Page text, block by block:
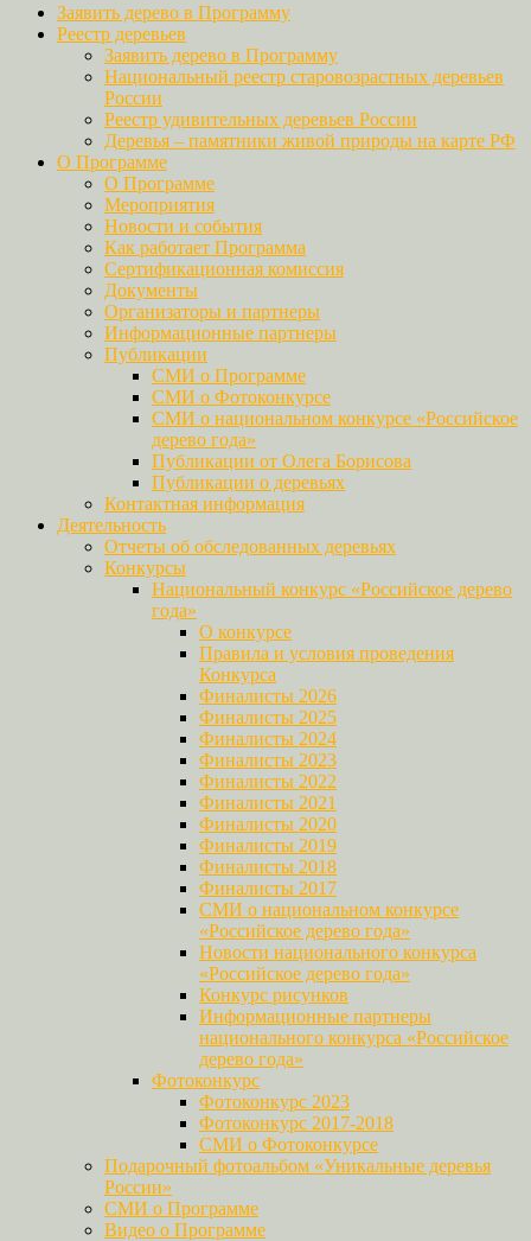
Заявить дерево в Программу
Реестр деревьев
Заявить дерево в Программу
Национальный реестр старовозрастных деревьев
России
Реестр удивительных деревьев России
Деревья – памятники живой природы на карте РФ
О Программе
О Программе
Мероприятия
Новости и события
Как работает Программа
Сертификационная комиссия
Документы
Организаторы и партнеры
Информационные партнеры
Публикации
СМИ о Программе
СМИ о Фотоконкурсе
СМИ о национальном конкурсе «Российское
дерево года»
Публикации от Олега Борисова
Публикации о деревьях
Контактная информация
Деятельность
Отчеты об обследованных деревьях
Конкурсы
Национальный конкурс «Российское дерево
года»
О конкурсе
Правила и условия проведения
Конкурса
Финалисты 2026
Финалисты 2025
Финалисты 2024
Финалисты 2023
Финалисты 2022
Финалисты 2021
Финалисты 2020
Финалисты 2019
Финалисты 2018
Финалисты 2017
СМИ о национальном конкурсе
«Российское дерево года»
Новости национального конкурса
«Российское дерево года»
Конкурс рисунков
Информационные партнеры
национального конкурса «Российское
дерево года»
Фотоконкурс
Фотоконкурс 2023
Фотоконкурс 2017-2018
СМИ о Фотоконкурсе
Подарочный фотоальбом «Уникальные деревья
России»
СМИ о Программе
Видео о Программе